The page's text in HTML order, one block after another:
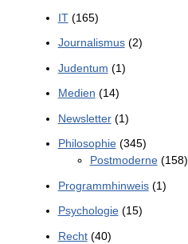
IT(165)
Journalismus(2)
Judentum (1)
Medien (14)
Newsletter(1)
Philosophie(345)
Postmoderne(158)
Programmhinweis(1)
Psychologie(15)
Recht(40)